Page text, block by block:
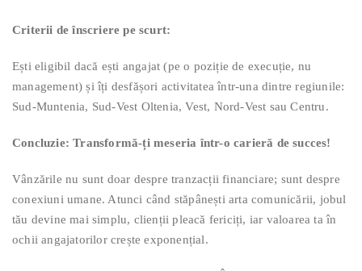
Criterii de înscriere pe scurt:
Ești eligibil dacă ești angajat (pe o poziție de execuție, nu
management) și îți desfășori activitatea într-una dintre regiunile:
Sud-Muntenia, Sud-Vest Oltenia, Vest, Nord-Vest sau Centru.
Concluzie: Transformă-ți meseria într-o carieră de succes!
Vânzările nu sunt doar despre tranzacții financiare; sunt despre
conexiuni umane. Atunci când stăpânești arta comunicării, jobul
tău devine mai simplu, clienții pleacă fericiți, iar valoarea ta în
ochii angajatorilor crește exponențial.